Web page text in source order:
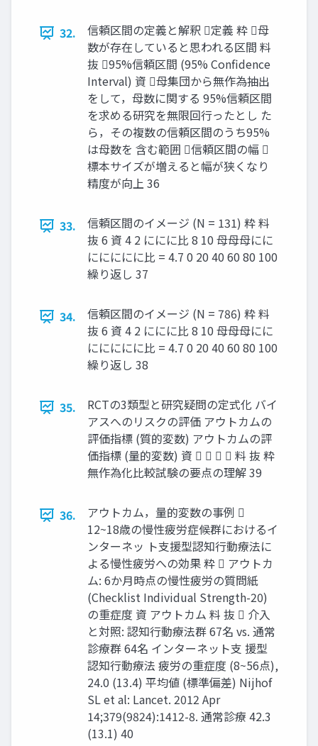
32.
信頼区間の定義と解釈 定義 粋 ⺟
数が存在していると思われる区間 料
抜 95%信頼区間 (95% Confidence
Interval) 資 ⺟集団から無作為抽出
をして，⺟数に関する 95%信頼区間
を求める研究を無限回⾏ったとし た
ら，その複数の信頼区間のうち95%
は⺟数を 含む範囲 信頼区間の幅 
標本サイズが増えると幅が狭くなり
精度が向上 36
33.
信頼区間のイメージ (N = 131) 粋 料
抜 6 資 4 2 ににに比 8 10 母母母にに
ににににに比 = 4.7 0 20 40 60 80 100
繰り返し 37
34.
信頼区間のイメージ (N = 786) 粋 料
抜 6 資 4 2 ににに比 8 10 母母母にに
ににににに比 = 4.7 0 20 40 60 80 100
繰り返し 38
35.
RCTの3類型と研究疑問の定式化 バイ
アスへのリスクの評価 アウトカムの
評価指標 (質的変数) アウトカムの評
価指標 (量的変数) 資     料 抜 粋
無作為化比較試験の要点の理解 39
36.
アウトカム，量的変数の事例 
12~18歳の慢性疲労症候群におけるイ
ンターネッ ト⽀援型認知⾏動療法に
よる慢性疲労への効果 粋  アウトカ
ム: 6か月時点の慢性疲労の質問紙
(Checklist Individual Strength-20)
の重症度 資 アウトカム 料 抜  介⼊
と対照: 認知⾏動療法群 67名 vs. 通常
診療群 64名 インターネット支 援型
認知⾏動療法 疲労の重症度 (8~56点),
24.0 (13.4) 平均値 (標準偏差) Nijhof
SL et al: Lancet. 2012 Apr
14;379(9824):1412-8. 通常診療 42.3
(13.1) 40